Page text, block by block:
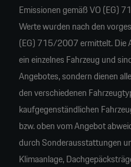
Emissionen gemäß VO (EG)
Werte wurden nach den
(EG) 715/2007 ermittelt. Die
ein einzelnes Fahrzeug und
Angebotes, sondern dienen
den verschiedenen
kaufgegenständlichen
bzw. oben vom Angebot
durch Sonderausstattungen
Klimaanlage,